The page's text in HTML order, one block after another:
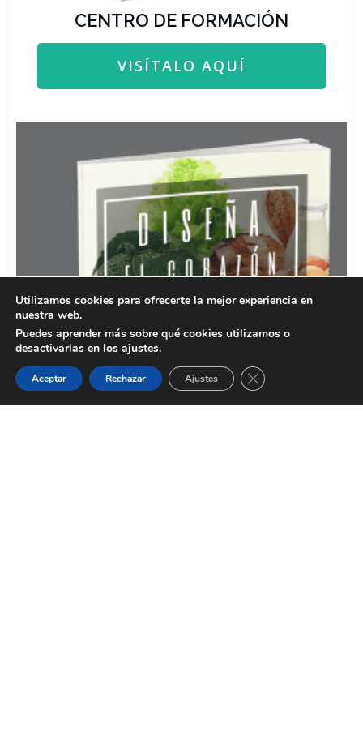
CENTRO DE FORMACIÓN
VISÍTALO AQUÍ
Utilizamos cookies para ofrecerte la mejor experiencia en
nuestra web.
Puedes aprender más sobre qué cookies utilizamos o
desactivarlas en los ajustes.
Aceptar Rechazar Ajustes Cerrar el banner de